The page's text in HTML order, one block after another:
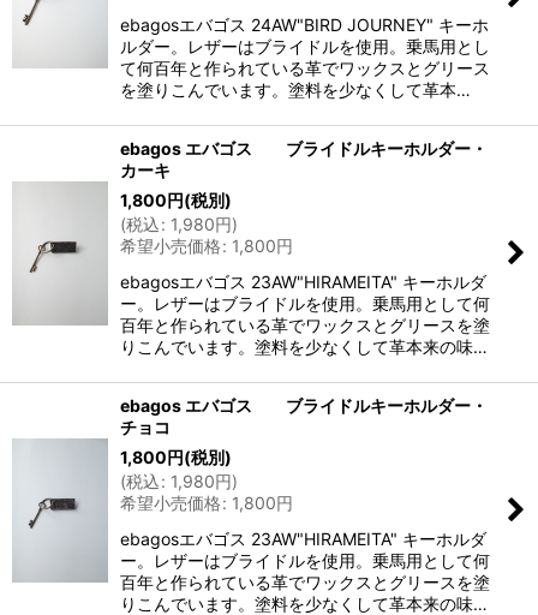
ebagosエバゴス 24AW"BIRD JOURNEY" キーホ
ルダー。レザーはブライドルを使用。乗馬用とし
て何百年と作られている革でワックスとグリース
を塗りこんでいます。塗料を少なくして革本…
ebagos エバゴス ブライドルキーホルダー・
カーキ
1,800円(税別)
(税込: 1,980円)
希望小売価格: 1,800円
ebagosエバゴス 23AW"HIRAMEITA" キーホルダ
ー。レザーはブライドルを使用。乗馬用として何
百年と作られている革でワックスとグリースを塗
りこんでいます。塗料を少なくして革本来の味…
ebagos エバゴス ブライドルキーホルダー・
チョコ
1,800円(税別)
(税込: 1,980円)
希望小売価格: 1,800円
ebagosエバゴス 23AW"HIRAMEITA" キーホルダ
ー。レザーはブライドルを使用。乗馬用として何
百年と作られている革でワックスとグリースを塗
りこんでいます。塗料を少なくして革本来の味…